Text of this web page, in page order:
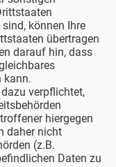
können Ihre
übertragen
darauf hin, dass
kann.
verpflichtet,
hiergegen
daher nicht
(z.B.
Daten zu